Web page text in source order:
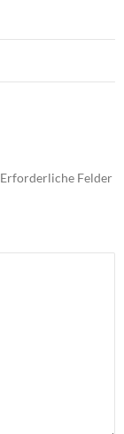
Erforderliche Felder